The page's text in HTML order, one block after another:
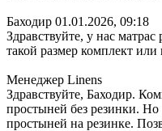
Баходир 01.01.2026, 09:18
Здравствуйте, у нас
такой размер комплект
Менеджер Linens
Здравствуйте, Баходир.
простыней без резинки.
простыней на резинке.